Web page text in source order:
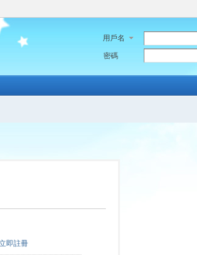
用戶名
密碼
即註冊